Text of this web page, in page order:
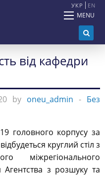
УКР EN
MENU
від кафедри
by oneu_admin - Без
головного корпусу за
круглий стіл з
міжрегіонального
Агентства з розшуку та